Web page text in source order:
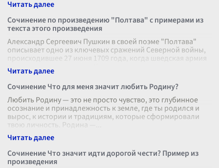
Сочинение по произведению "Полтава" с примерами из
текста этого произведения
Александр Сергеевич Пушкин в своей поэме "Полтава"
описывает одно из ключевых сражений Северной войны,
происходившее 27 июня 1709 года, когда шведская армия
под предводительством К
Сочинение Что для меня значит любить Родину?
Любить Родину — это не просто чувство, это глубинное
осознание и принадлежность к земле, где ты родился и
вырос, к истории и традициям, которые сформировали
твою личность. Родина —
Сочинение Что значит идти дорогой чести? Пример из
произведения